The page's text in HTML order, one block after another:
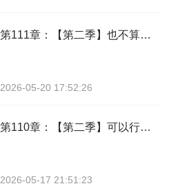
第111章：【第二季】也不算讨厌
2026-05-20 17:52:26
第110章：【第二季】可以行动了
2026-05-17 21:51:23